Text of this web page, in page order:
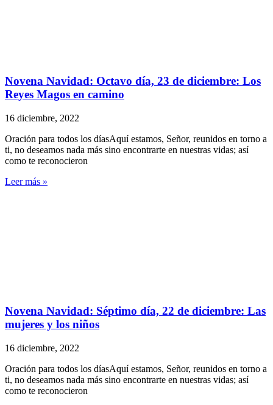
Novena Navidad: Octavo día, 23 de diciembre: Los
Reyes Magos en camino
16 diciembre, 2022
Oración para todos los díasAquí estamos, Señor, reunidos en torno a
ti, no deseamos nada más sino encontrarte en nuestras vidas; así
como te reconocieron
Leer más »
Novena Navidad: Séptimo día, 22 de diciembre: Las
mujeres y los niños
16 diciembre, 2022
Oración para todos los díasAquí estamos, Señor, reunidos en torno a
ti, no deseamos nada más sino encontrarte en nuestras vidas; así
como te reconocieron